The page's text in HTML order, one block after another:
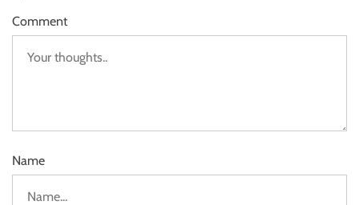
Comment
Name